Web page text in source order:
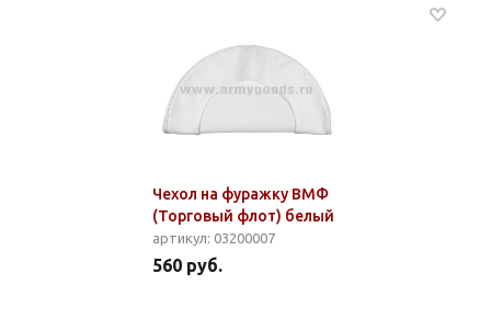
Чехол на фуражку ВМФ
(Торговый флот) белый
артикул: 03200007
560 руб.